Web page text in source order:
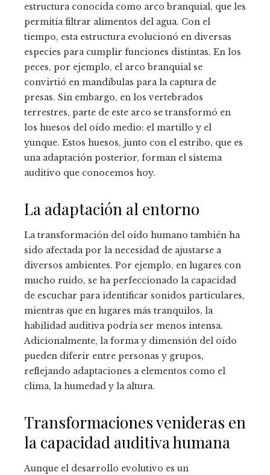
estructura conocida como arco branquial, que les
permitía filtrar alimentos del agua. Con el
tiempo, esta estructura evolucionó en diversas
especies para cumplir funciones distintas. En los
peces, por ejemplo, el arco branquial se
convirtió en mandíbulas para la captura de
presas. Sin embargo, en los vertebrados
terrestres, parte de este arco se transformó en
los huesos del oído medio: el martillo y el
yunque. Estos huesos, junto con el estribo, que es
una adaptación posterior, forman el sistema
auditivo que conocemos hoy.
La adaptación al entorno
La transformación del oído humano también ha
sido afectada por la necesidad de ajustarse a
diversos ambientes. Por ejemplo, en lugares con
mucho ruido, se ha perfeccionado la capacidad
de escuchar para identificar sonidos particulares,
mientras que en lugares más tranquilos, la
habilidad auditiva podría ser menos intensa.
Adicionalmente, la forma y dimensión del oído
pueden diferir entre personas y grupos,
reflejando adaptaciones a elementos como el
clima, la humedad y la altura.
Transformaciones venideras en
la capacidad auditiva humana
Aunque el desarrollo evolutivo es un